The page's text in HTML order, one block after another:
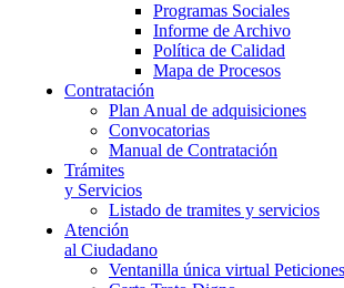
Programas Sociales
Informe de Archivo
Política de Calidad
Mapa de Procesos
Contratación
Plan Anual de adquisiciones
Convocatorias
Manual de Contratación
Trámites
y Servicios
Listado de tramites y servicios
Atención
al Ciudadano
Ventanilla única virtual